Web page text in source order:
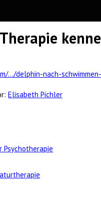
…/delphin-nach-
Elisabeth Pichler
Psychotherapie